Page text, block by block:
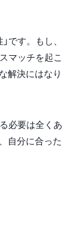
です。もし、
マッチを起こ
解決にはなり
必要は全くあ
自分に合った